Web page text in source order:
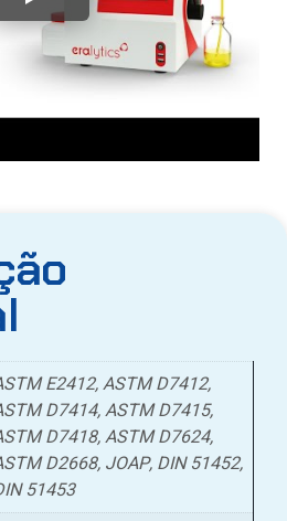
E2412, ASTM D7412,
D7414, ASTM D7415,
D7418, ASTM D7624,
D2668, JOAP, DIN 51452,
51453